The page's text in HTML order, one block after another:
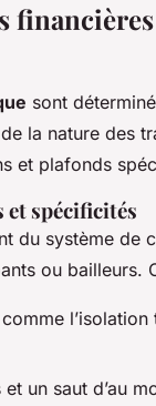
sont
la nature des
et plafonds
et spécificités
du système de
ou bailleurs.
un saut d’au